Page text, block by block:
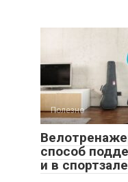
Полезно
способ
и в спортзале